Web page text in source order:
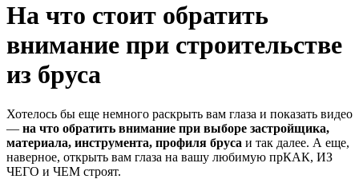
На что стоит обратить
внимание при строительстве
из бруса
Хотелось бы еще немного раскрыть вам глаза и показать видео
— на что обратить внимание при выборе застройщика,
материала, инструмента, профиля бруса и так далее. А еще,
наверное, открыть вам глаза на вашу любимую прКАК, ИЗ
ЧЕГО и ЧЕМ строят.